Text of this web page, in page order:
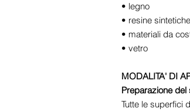
• legno
• resine
• materiali da
• vetro
MODALITA' DI
Preparazione del
Tutte le superfici